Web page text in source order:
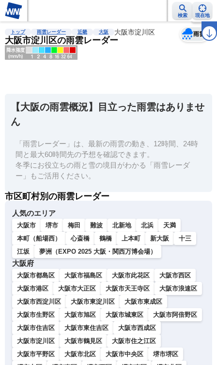
検索 現在地
雨雲レーダー 台風情報 地震情報 警報・注意報 2週間天気 ラ
トップ 雨雲レーダー 近畿 大阪 大阪市淀川区
大阪市淀川区の雨雲レーダー
雨雲
天気 台風
【大阪の雨雲概況】目立った雨雲はありませ
ん
「雨雲レーダー」は、最新の雨雲の動き、12時間、24時
間と最大60時間先の予想を確認できます。
冬季にお役立ちの雨と雪の境目がわかる「雨雪レーダ
ー」もご活用ください。
市区町村別の雨雲レーダー
人気のエリア
大阪市 堺市 梅田 難波 北新地 北浜
天満
本町（船場西）
心斎橋 鶴橋 上本町 新大阪
十三
江坂
夢洲（EXPO 2025 大阪・関西万博会場）
大阪府
大阪市都島区 大阪市福島区 大阪市此花区
大阪市西区
大阪市港区
大阪市大正区 大阪市天王寺区
大阪市浪速区
大阪市西淀川区
大阪市東淀川区
大阪市東成区
大阪市生野区
大阪市旭区 大阪市城東区
大阪市阿倍野区
大阪市住吉区
大阪市東住吉区
大阪市西成区
大阪市淀川区
大阪市鶴見区
大阪市住之江区
大阪市平野区
大阪市北区 大阪市中央区
堺市堺区